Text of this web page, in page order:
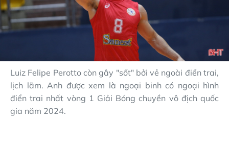
Luiz Felipe Perotto còn gây "sốt" bởi vẻ ngoài điển trai,
lịch lãm. Anh được xem là ngoại binh có ngoại hình
điển trai nhất vòng 1 Giải Bóng chuyền vô địch quốc
gia năm 2024.